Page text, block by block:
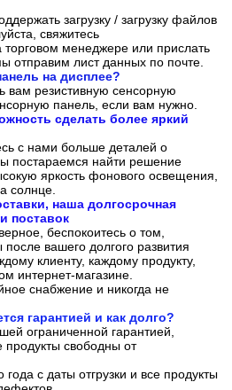
загрузку / загрузку файлов
свяжитесь
менеджере или прислать
отправим лист данных по почте.
на дисплее?
резистивную сенсорную
панель, если вам нужно.
сделать более яркий
с нами больше деталей о
постараемся найти решение
яркость фонового освещения,
солнце.
наша долгосрочная
поставок
беспокоитесь о том,
вашего долгого развития
клиенту, каждому продукту,
интернет-магазине.
снабжение и никогда не
гарантией и как долго?
ограниченной гарантией,
продукты свободны от
с даты отгрузки и все продукты